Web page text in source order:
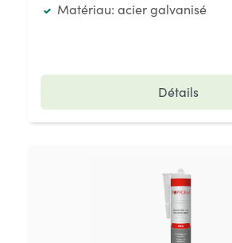
Matériau: acier galvanisé
Détails